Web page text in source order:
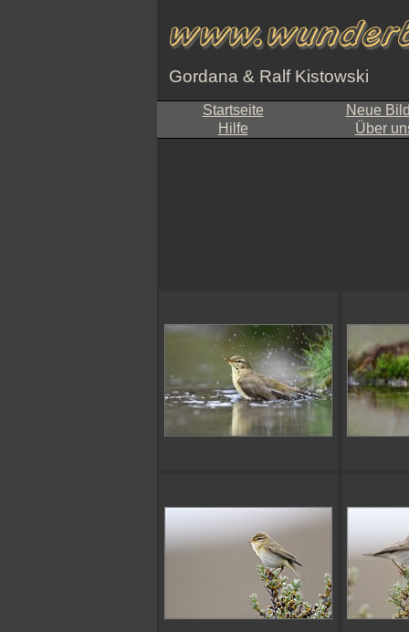
Gordana & Ralf Kistowski
Startseite
Neue
Hilfe
Über